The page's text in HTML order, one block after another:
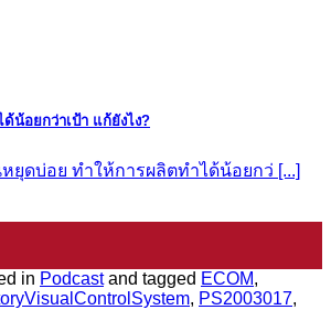
น้อยกว่าเป้า แก้ยังไง?
ยุดบ่อย ทำให้การผลิตทำได้น้อยกว่ [...]
in Podcastand tagged ECOM,
, PS2003017,